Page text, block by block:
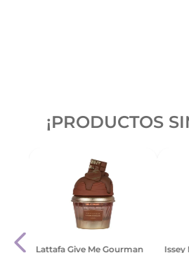
¡PRODUCTOS
Lattafa Give Me Gourman
Issey